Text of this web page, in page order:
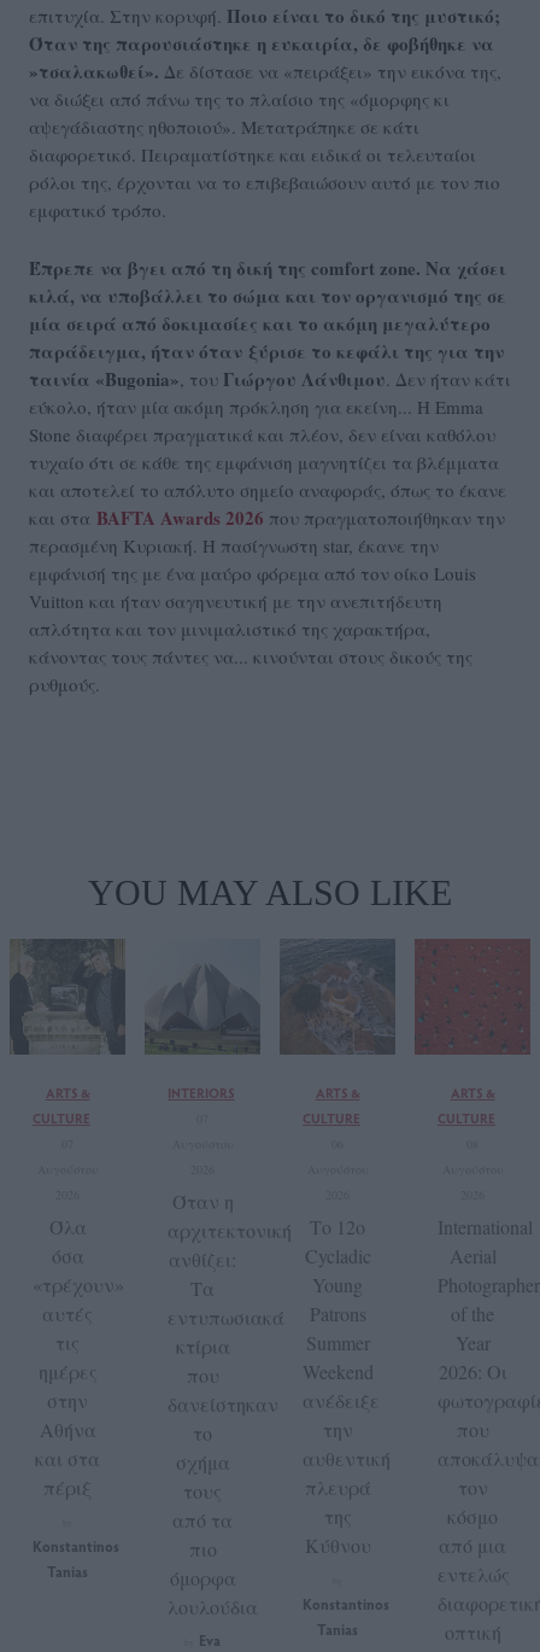
επιτυχία. Στην κορυφή. Ποιο είναι το δικό της μυστικό;
Όταν της παρουσιάστηκε η ευκαιρία, δε φοβήθηκε να
»τσαλακωθεί». Δε δίστασε να «πειράξει» την εικόνα της,
να διώξει από πάνω της το πλαίσιο της «όμορφης κι
αψεγάδιαστης ηθοποιού». Μετατράπηκε σε κάτι
διαφορετικό. Πειραματίστηκε και ειδικά οι τελευταίοι
ρόλοι της, έρχονται να το επιβεβαιώσουν αυτό με τον πιο
εμφατικό τρόπο.
Έπρεπε να βγει από τη δική της comfort zone. Να χάσει
κιλά, να υποβάλλει το σώμα και τον οργανισμό της σε
μία σειρά από δοκιμασίες και το ακόμη μεγαλύτερο
παράδειγμα, ήταν όταν ξύρισε το κεφάλι της για την
ταινία «Bugonia», του Γιώργου Λάνθιμου. Δεν ήταν κάτι
εύκολο, ήταν μία ακόμη πρόκληση για εκείνη... Η Emma
Stone διαφέρει πραγματικά και πλέον, δεν είναι καθόλου
τυχαίο ότι σε κάθε της εμφάνιση μαγνητίζει τα βλέμματα
και αποτελεί το απόλυτο σημείο αναφοράς, όπως το έκανε
και στα BAFTA Awards 2026 που πραγματοποιήθηκαν την
περασμένη Κυριακή. Η πασίγνωστη star, έκανε την
εμφάνισή της με ένα μαύρο φόρεμα από τον οίκο Louis
Vuitton και ήταν σαγηνευτική με την ανεπιτήδευτη
απλότητα και τον μινιμαλιστικό της χαρακτήρα,
κάνοντας τους πάντες να... κινούνται στους δικούς της
ρυθμούς.
YOU MAY ALSO LIKE
ARTS &
CULTURE
Όλα
όσα
«τρέχουν»
αυτές
τις
ημέρες
στην
Αθήνα
και στα
πέριξ
Konstantinos
Tanias
INTERIORS
Όταν η
αρχιτεκτονική
ανθίζει:
Τα
εντυπωσιακά
κτίρια
που
δανείστηκαν
το
σχήμα
τους
από τα
πιο
όμορφα
λουλούδια
Eva
ARTS &
CULTURE
Το 12ο
Cycladic
Young
Patrons
Summer
Weekend
ανέδειξε
την
αυθεντική
πλευρά
της
Κύθνου
Konstantinos
Tanias
ARTS &
CULTURE
International
Aerial
Photographer
of the
Year
2026: Οι
που
τον
κόσμο
από μια
εντελώς
οπτική